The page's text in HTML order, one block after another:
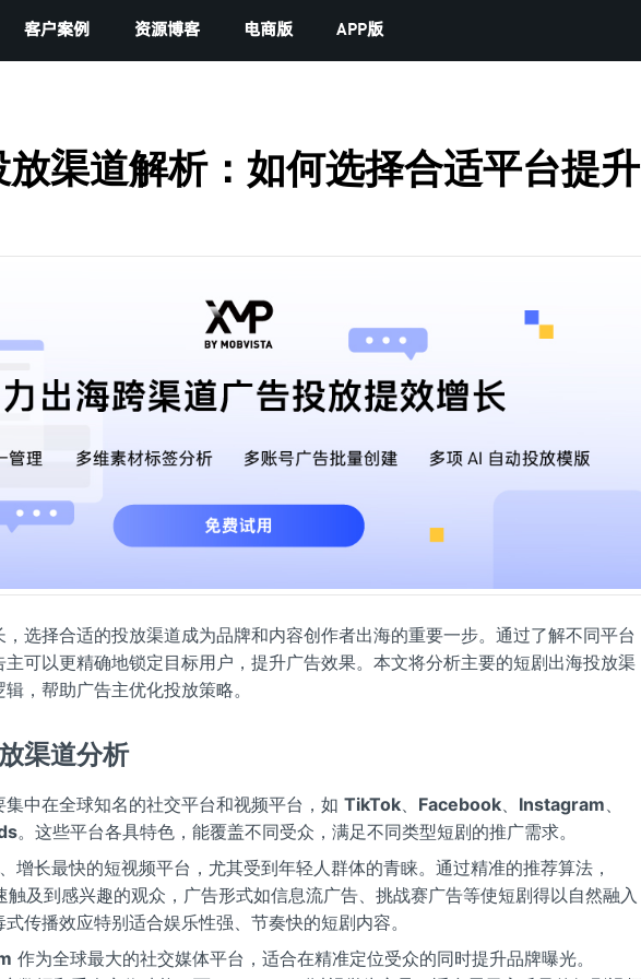
客户案例 资源博客 电商版 APP版
渠道解析：如何选择合适平台提升
选择合适的投放渠道成为品牌和内容创作者出海的重要一步。通过了解不同平台
可以更精确地锁定目标用户，提升广告效果。本文将分析主要的短剧出海投放渠
，帮助广告主优化投放策略。
渠道分析
中在全球知名的社交平台和视频平台，如 TikTok Facebook Instagram
。这些平台各具特色，能覆盖不同受众，满足不同类型短剧的推广需求。
增长最快的短视频平台，尤其受到年轻人群体的青睐。通过精准的推荐算法，
及到感兴趣的观众，广告形式如信息流广告、挑战赛广告等使短剧得以自然融入
传播效应特别适合娱乐性强、节奏快的短剧内容。
作为全球最大的社交媒体平台，适合在精准定位受众的同时提升品牌曝光。